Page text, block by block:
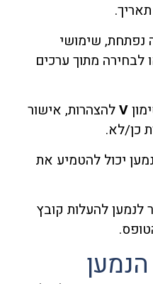
שימושי
מתוך ערכים
Vלהצהרות, אישור
כן/לא.
יכול להטמיע את
להעלות קובץ